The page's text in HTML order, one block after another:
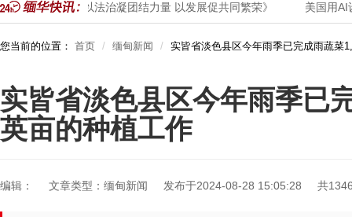
表署名文章《以法治凝团结力量 以发展促共同繁荣》 美国用AI
您当前的位置： 首页 缅甸新闻 实皆省淡色县区今年雨季已完成雨蔬菜
实皆省淡色县区今年雨季已
英亩的种植工作
编辑： 文章类型：缅甸新闻 发布于2024-08-28 15:05:28 共